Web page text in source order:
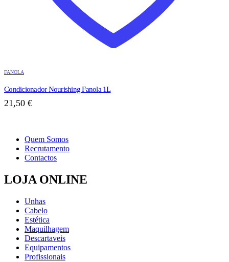
FANOLA
Condicionador Nourishing Fanola 1L
21,50 €
Quem Somos
Recrutamento
Contactos
LOJA ONLINE
Unhas
Cabelo
Estética
Maquilhagem
Descartaveis
Equipamentos
Profissionais